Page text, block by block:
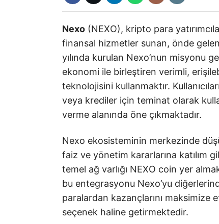
Nexo (NEXO), kripto para
finansal hizmetler sunan, önde
yılında kurulan Nexo’nun misyonu
ekonomi ile birleştiren verimli,
teknolojisini kullanmaktır.
veya krediler için teminat olarak
verme alanında öne çıkmaktadır.
Nexo ekosisteminin merkezinde
faiz ve yönetim kararlarına katılım
temel ağ varlığı NEXO coin yer
bu entegrasyonu Nexo’yu
paralardan kazançlarını maksimize
seçenek haline getirmektedir.